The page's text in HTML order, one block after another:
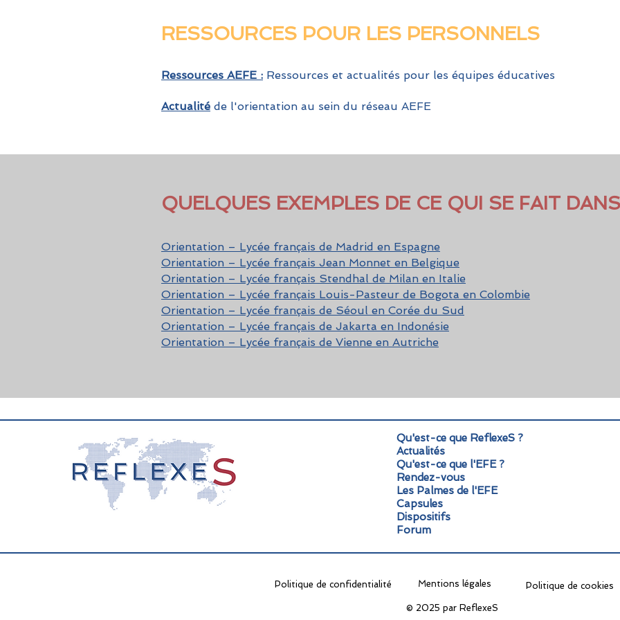
RESSOURCES POUR LES PERSONNELS
Ressources AEFE : Ressources et actualités pour les équipes éducatives
Actualité de l'orientation au sein du réseau AEFE
QUELQUES EXEMPLES DE CE QUI SE FAIT
Orientation – Lycée français de Madrid en Espagne
Orientation – Lycée français Jean Monnet en Belgique
Orientation – Lycée français Stendhal de Milan en Italie
Orientation – Lycée français Louis-Pasteur de Bogota en Colombie
Orientation – Lycée français de Séoul en Corée du Sud
Orientation – Lycée français de Jakarta en Indonésie
Orientation – Lycée français de Vienne en Autriche
Qu'est-ce que ReflexeS ?
Actualités
Qu'est-ce que l'EFE ?
Rendez-vous
Les Palmes de l'EFE
Capsules
Dispositifs
Forum
Politique de confidentialité Mentions légales Politique de cookies
© 2025 par ReflexeS